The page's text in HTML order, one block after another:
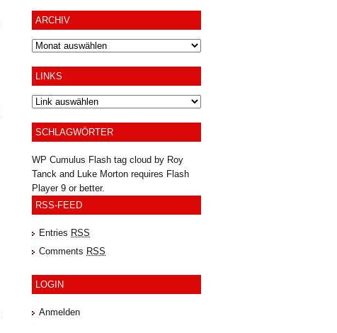
ARCHIV
Archiv
LINKS
SCHLAGWÖRTER
WP Cumulus Flash tag cloud by Roy
Tanck and Luke Morton requires Flash
Player9 or better.
RSS-FEED
Entries RSS
Comments RSS
LOGIN
Anmelden